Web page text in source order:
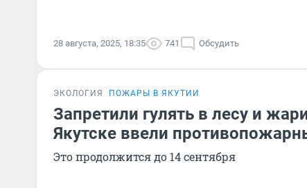
28 августа, 2025, 18:35 741 Обсудить
ЭКОЛОГИЯ ПОЖАРЫ В ЯКУТИИ
Запретили гулять в лесу и
Якутске ввели
Это продолжится до 14 сентября